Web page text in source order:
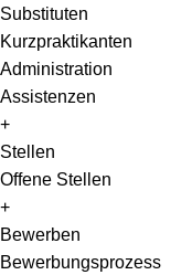
Substituten
Kurzpraktikanten
Administration
Assistenzen
+
Stellen
Offene Stellen
+
Bewerben
Bewerbungsprozess